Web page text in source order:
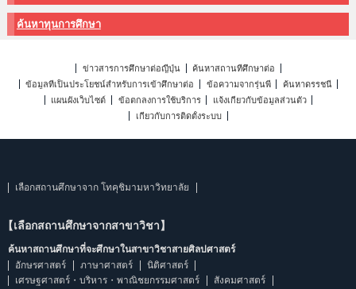
ค้นหาทุนการศึกษา
ข่าวสารการศึกษาต่อญี่ปุ่น
ค้นหาสถานที่ศึกษาต่อ
ข้อมูลที่เป็นประโยชน์สำหรับการเข้าศึกษาต่อ
ข้อความจากรุ่นพี่
ค้นหาดรรชนี
แผนผังเว็บไซต์
ข้อตกลงการใช้บริการ
แจ้งเกี่ยวกับข้อมูลส่วนตัว
เกี่ยวกับการติดตั้งระบบ
เลือกสถานศึกษาจาก โทคุชิมามหาวิทยาลัย
【เลือกสถานศึกษาจากสาขาวิชา】
ค้นหาสถานศึกษาที่จะศึกษาในสาขาวิชาสายศิลปศาสตร์
อักษรศาสตร์
ภาษาศาสตร์
นิติศาสตร์
เศรษฐศาสตร์・บริหาร・พาณิชยกรรมศาสตร์
สังคมศาสตร์